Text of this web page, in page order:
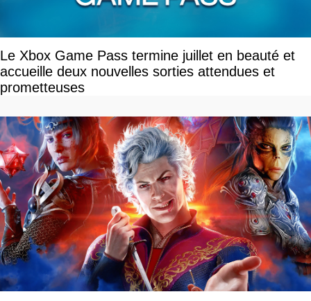
Le Xbox Game Pass termine juillet en beauté et
accueille deux nouvelles sorties attendues et
prometteuses